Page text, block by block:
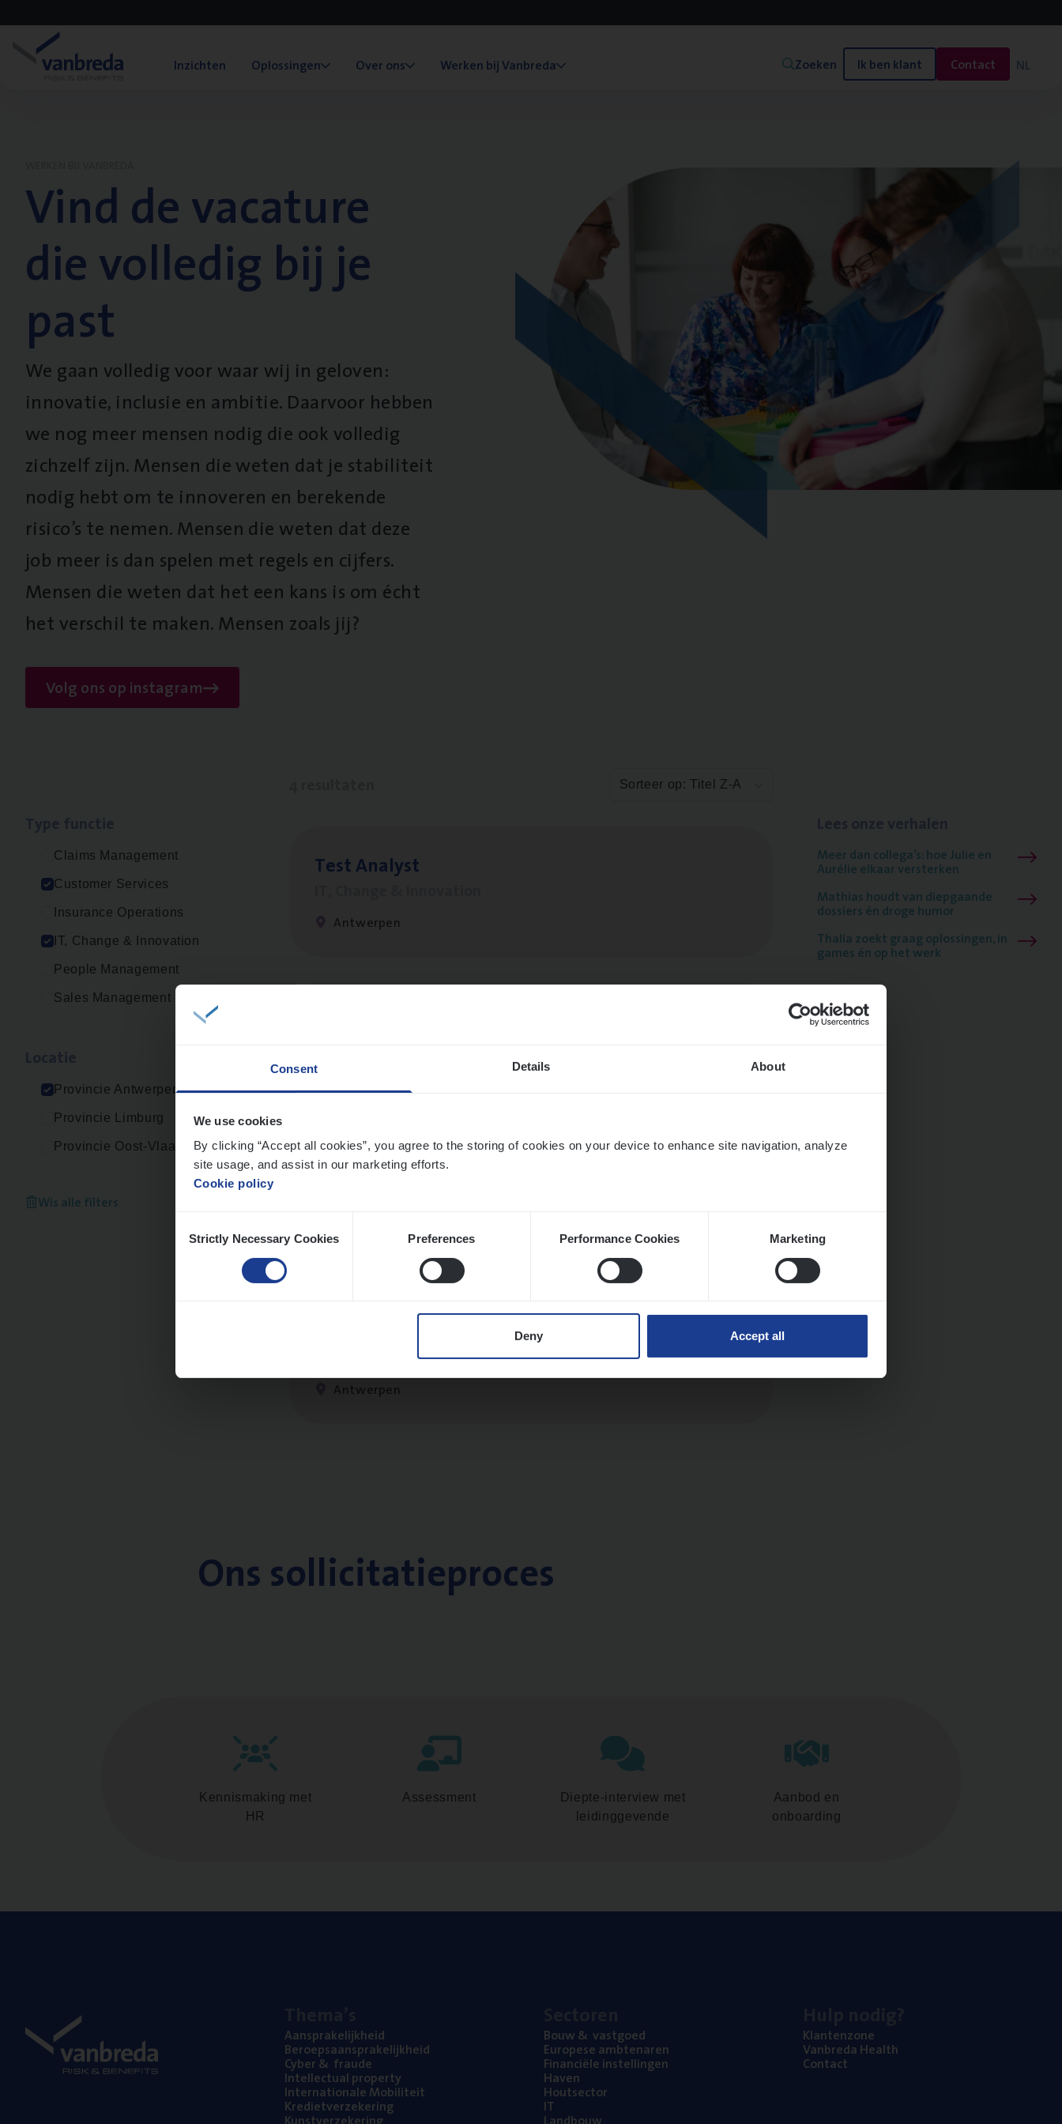
Consent Details About
We use cookies
By clicking “Accept all cookies”, you agree to the storing of cookies on your device to enhance site navigation, analyze
site usage, and assist in our marketing efforts.
Cookie policy
Selection
Strictly Necessary Cookies Preferences Performance Cookies Marketing
Deny Accept all
Inzichten Oplossingen Over ons Werken bij Vanbreda Zoeken Ik ben klant Contact NL
Vind de vacature
die volledig bij je
past
We gaan volledig voor waar wij in geloven:
innovatie, inclusie en ambitie. Daarvoor hebben
we nog meer mensen nodig die ook volledig
zichzelf zijn. Mensen die weten dat je stabiliteit
nodig hebt om te innoveren en berekende
risico’s te nemen. Mensen die weten dat deze
job meer is dan spelen met regels en cijfers.
Mensen die weten dat het een kans is om écht
het verschil te maken. Mensen zoals jij?
Volg ons op instagram
Claims Management
Customer Services
Insurance Operations
IT, Change & Innovation
People Management
Sales Management
Provincie Antwerpen
Provincie Limburg
Provincie Oost-Vlaanderen
Wis alle filters
Sorteer op: Titel Z-A
Test Ana­lyst
Antwerpen
Cus­to­mer Care Expert Hospitalisatieverzekeringen
Antwerpen
Pro­ject Manager
IT, Change & Innovation
Antwerpen
Meer dan collega’s: hoe Julie en
Aurélie elkaar versterken
Mathias houdt van diepgaande
dossiers én droge humor
Thalia zoekt graag oplossingen, in
games én op het werk
Ons sollicitatieproces
Kennismaking met
HR
Assessment
Diepte-interview met
leidinggevende
Aanbod en
onboarding
Aan­spra­ke­lijk­heid
Beroeps­aan­spra­ke­lijk­heid
Cyber& fraude
Intel­lec­tu­al property
Inter­na­ti­o­na­le Mobiliteit
Kre­diet­ver­ze­ke­ring
Bouw& vastgoed
Euro­pe­se ambtenaren
Finan­ci­ë­le instellingen
Haven
Hout­sec­tor
IT
Klan­ten­zo­ne
Van­b­re­da Health
Con­tact